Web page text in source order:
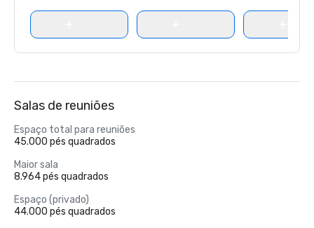
Salas de reuniões
Espaço total para reuniões
45.000 pés quadrados
Maior sala
8.964 pés quadrados
Espaço (privado)
44.000 pés quadrados